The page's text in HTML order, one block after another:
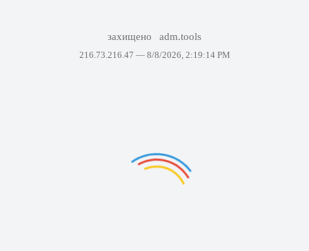
захищено adm.tools
216.73.216.47 — 8/8/2026, 2:19:14 PM